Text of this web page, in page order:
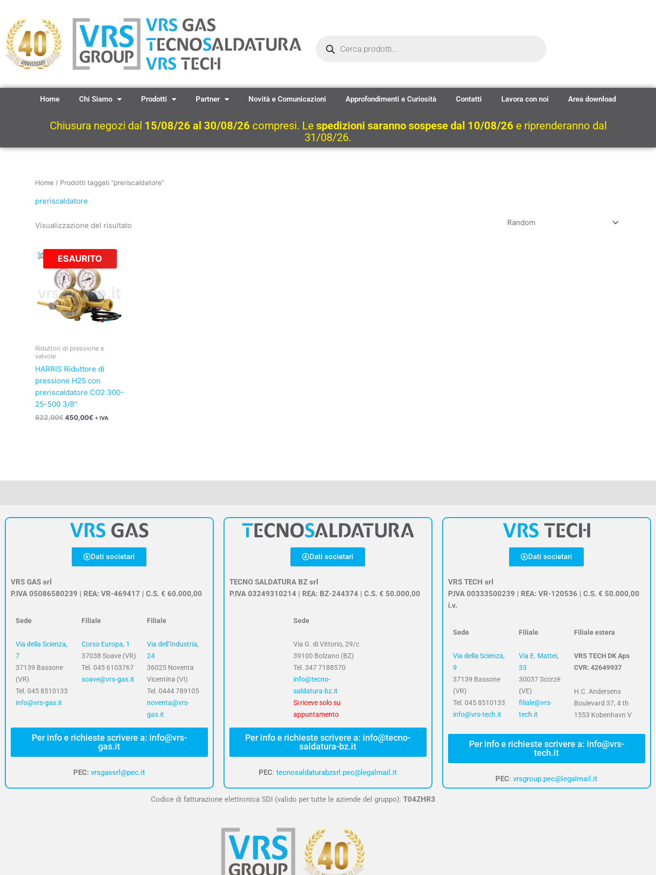
contenuto
Home Chi Siamo Prodotti Partner Novità e Comunicazioni Approfondimenti e Curiosità Contatti Lavora con noi Area download
Chiusura negozi dal 15/08/26 al 30/08/26 compresi. Le spedizioni saranno sospese dal 10/08/26 e riprenderanno dal
31/08/26.
Home / Prodotti taggati “preriscaldatore”
preriscaldatore
Visualizzazione del risultato
ESAURITO
Riduttori di pressione e
valvole
HARRIS Riduttore di
pressione H25 con
preriscaldatore CO2 300-
25-500 3/8″
622,00€
prezzo
originale
era:
622,00€.
450,00€
prezzo
attuale
è:
450,00€.
+ IVA
Dati societari
VRS GAS srl
P.IVA 05086580239 | REA: VR-469417 | C.S. € 60.000,00
Sede
Via della Scienza,
7
37139 Bassone
(VR)
Tel. 045 8510133
info@vrs-gas.it
Filiale
Corso Europa, 1
37038 Soave (VR)
Tel. 045 6103767
soave@vrs-gas.it
Filiale
Via dell’Industria,
24
36025 Noventa
Vicentina (VI)
Tel. 0444 789105
noventa@vrs-
gas.it
Per info e richieste scrivere a: info@vrs-
gas.it
PEC:vrsgassrl@pec.it
Dati societari
TECNO SALDATURA BZ srl
P.IVA 03249310214 | REA: BZ-244374 | C.S. € 50.000,00
Sede
Via G. di Vittorio, 29/c
39100 Bolzano (BZ)
Tel.347 7188570
info@tecno-
saldatura-bz.it
Si riceve solo su
appuntamento
Per info e richieste scrivere a: info@tecno-
saldatura-bz.it
PEC:tecnosaldaturabzsrl.pec@legalmail.it
Dati societari
VRS TECH srl
P.IVA 00333500239 | REA: VR-120536 | C.S. € 50.000,00
i.v.
Sede
Via della Scienza,
9
37139 Bassone
(VR)
Tel. 045 8510133
info@vrs-tech.it
Filiale
Via E. Mattei,
33
30037 Scorzè
(VE)
filiale@vrs-
tech.it
Filiale estera
VRS TECH DK Aps
CVR: 42649937
H.C. Andersens
Boulevard 37, 4 th
1553 Kobenhavn V
Per info e richieste scrivere a: info@vrs-
tech.it
PEC:vrsgroup.pec@legalmail.it
Codice di fatturazione elettronica SDI (valido per tutte le aziende del gruppo): T04ZHR3